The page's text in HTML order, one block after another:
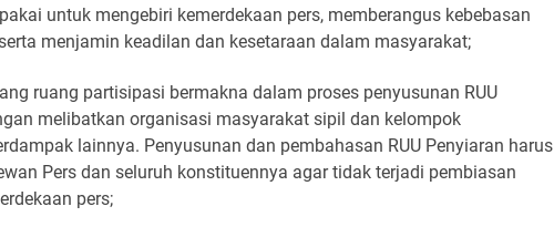
untuk mengebiri kemerdekaan pers, memberangus kebebasan
menjamin keadilan dan kesetaraan dalam masyarakat;
ruang partisipasi bermakna dalam proses penyusunan RUU
melibatkan organisasi masyarakat sipil dan kelompok
lainnya. Penyusunan dan pembahasan RUU Penyiaran harus
Pers dan seluruh konstituennya agar tidak terjadi pembiasan
pers;